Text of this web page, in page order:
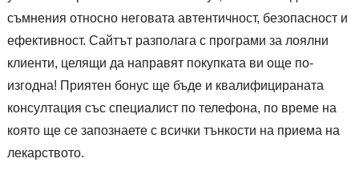
съмнения относно неговата автентичност, безопасност и
ефективност. Сайтът разполага с програми за лоялни
клиенти, целящи да направят покупката ви още по-
изгодна! Приятен бонус ще бъде и квалифицираната
консултация със специалист по телефона, по време на
която ще се запознаете с всички тънкости на приема на
лекарството.